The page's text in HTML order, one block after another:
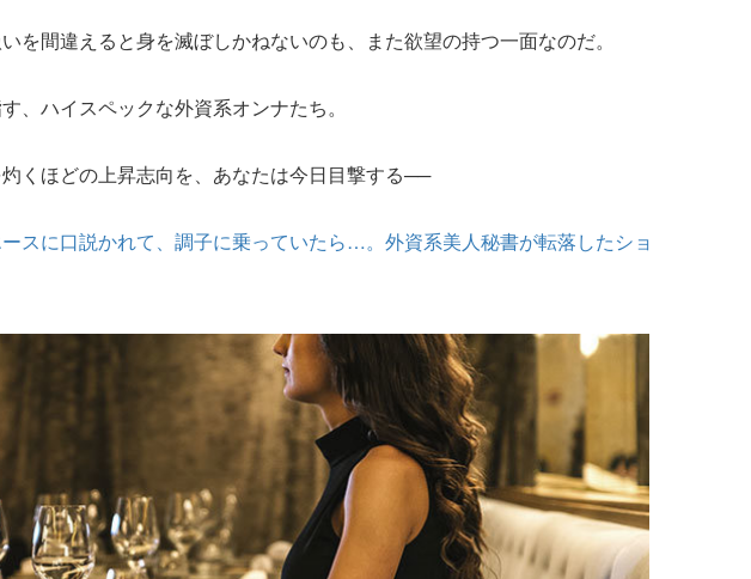
を間違えると身を滅ぼしかねないのも、また欲望の持つ一面なのだ。
、ハイスペックな外資系オンナたち。
くほどの上昇志向を、あなたは今日目撃する──
スに口説かれて、調子に乗っていたら…。外資系美人秘書が転落したショ